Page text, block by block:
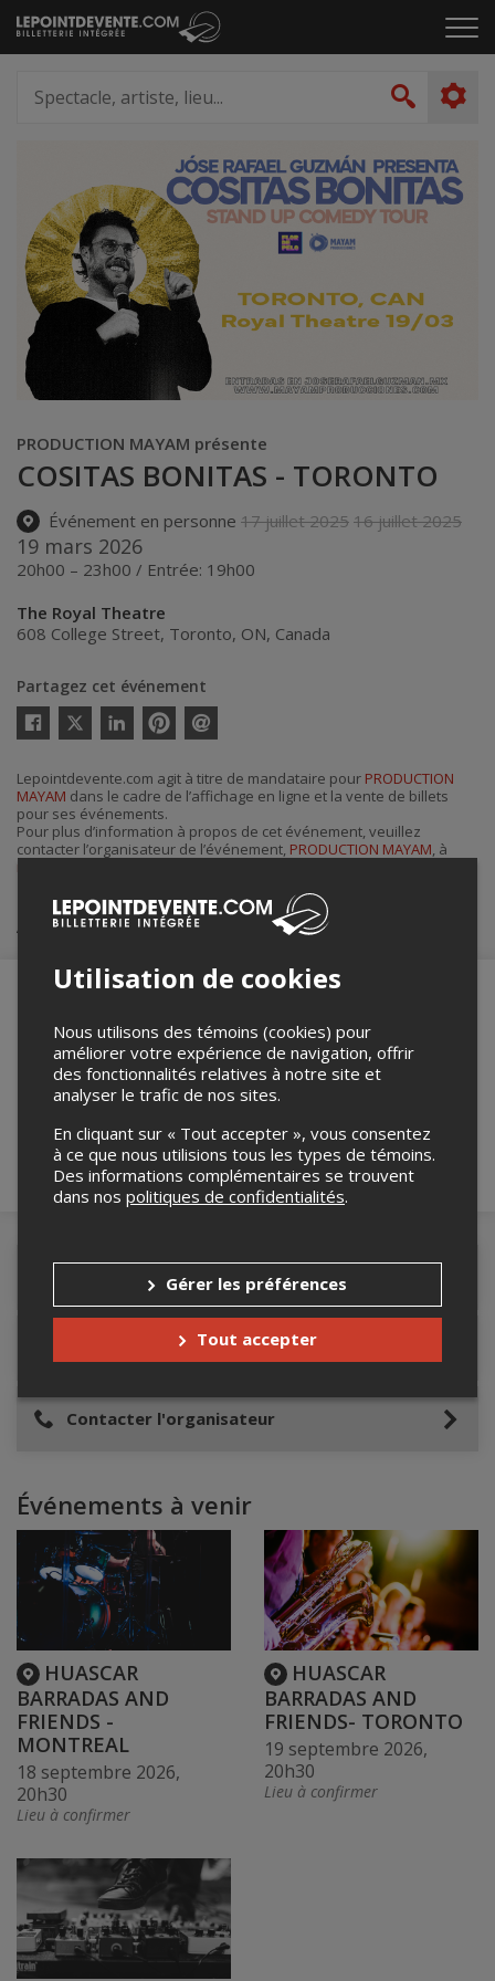
Passer
au
le
artiste,
lieu...
PRODUCTION MAYAM présente
COSITAS BONITAS - TORONTO
Événement en personne 17 juillet 2025 16 juillet 2025
19 mars 2026
20h00 – 23h00 / Entrée: 19h00
The Royal Theatre
608 College Street, Toronto, ON, Canada
Partagez cet événement
Twitter
courriel
Lepointdevente.com agit à titre de mandataire pour PRODUCTION
MAYAM dans le cadre de l’affichage en ligne et la vente de billets
pour ses événements.
Pour plus d’information à propos de cet événement, veuillez
contacter l’organisateur de l’événement, PRODUCTION MAYAM, à
mayamproducciones@gmail.com
Achat de billets
Merci de confirmer que vous n'êtes pas un
robot ci-bas.
Détails de l'événement
Lieu de l'événement
Contacter l'organisateur
Événements à venir
HUASCAR
BARRADAS AND
FRIENDS -
MONTREAL
18 septembre 2026,
20h30
Lieu à confirmer
HUASCAR
BARRADAS AND
FRIENDS- TORONTO
19 septembre 2026,
20h30
Lieu à confirmer
Utilisation de cookies
Nous utilisons des témoins (cookies) pour
améliorer votre expérience de navigation, offrir
des fonctionnalités relatives à notre site et
analyser le trafic de nos sites.
En cliquant sur « Tout accepter », vous consentez
à ce que nous utilisions tous les types de témoins.
Des informations complémentaires se trouvent
dans nos politiques de confidentialités.
Gérer les préférences
Tout accepter